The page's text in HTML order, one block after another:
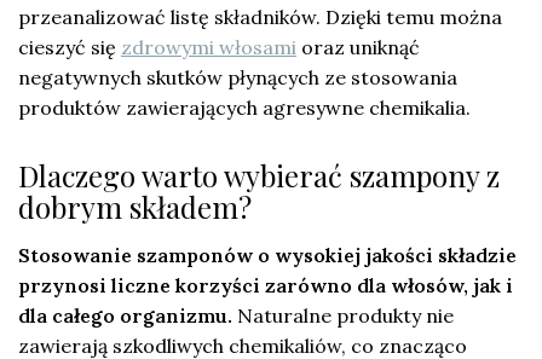
przeanalizować listę składników. Dzięki temu można
cieszyć się zdrowymi włosami oraz uniknąć
negatywnych skutków płynących ze stosowania
produktów zawierających agresywne chemikalia.
Dlaczego warto wybierać szampony z
dobrym składem?
Stosowanie szamponów o wysokiej jakości składzie
przynosi liczne korzyści zarówno dla włosów, jak i
dla całego organizmu. Naturalne produkty nie
zawierają szkodliwych chemikaliów, co znacząco